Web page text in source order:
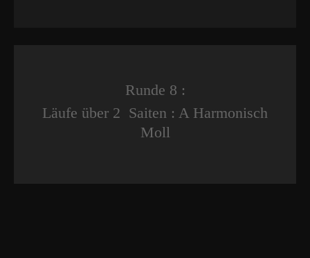
Runde 8 :
Läufe über 2 Saiten : A Harmonisch
Moll